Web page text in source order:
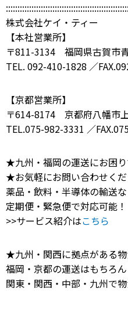
株式会社ケイ・ティー
【本社営業所】
〒811-3134 福岡県古賀市
TEL. 092-410-1828 ／
【京都営業所】
〒614-8174 京都府八幡市
TEL.075-982-3331 ／
★九州・福岡の運送にお困
★お気軽にお問い合わせく
薬品・飲料・半導体の輸送
定期便・緊急便で対応可能！
>>サービス紹介はこちら
★九州・関西に拠点がある物
福岡・京都の運送はもちろん
関東・関西・中部・九州で